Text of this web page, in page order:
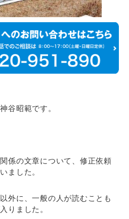
谷昭範です。
係の文章について、修正依頼
ました。
外に、一般の人が読むことも
りました。